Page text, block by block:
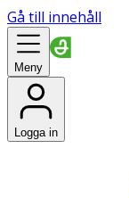
Gå till innehåll
Meny
Logga in